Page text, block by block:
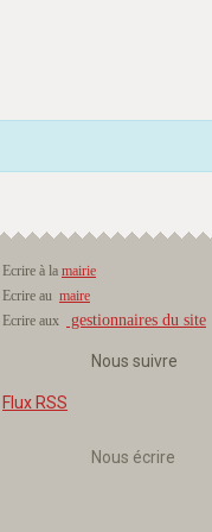
Nous écrire
Ecrire à la mairie
Ecrire au maire
Ecrire aux
gestionnaires du site
Nous suivre
Flux RSS